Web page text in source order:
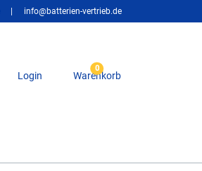
info@batterien-vertrieb.de
Login
0
Warenkorb